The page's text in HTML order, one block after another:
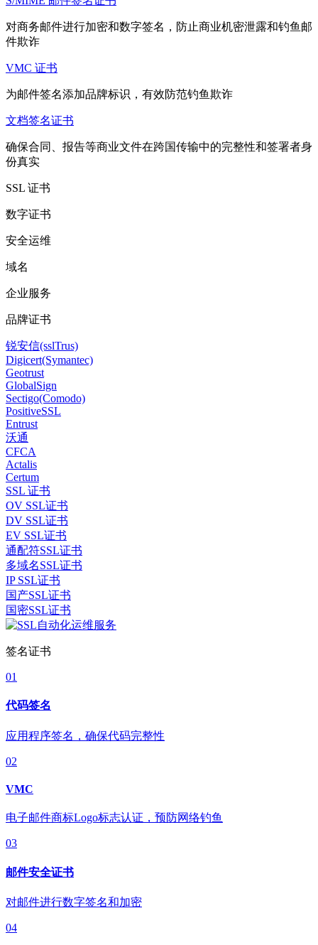
对商务邮件进行加密和数字签名，防止商业机密泄露和钓鱼邮
件欺诈
VMC 证书
为邮件签名添加品牌标识，有效防范钓鱼欺诈
文档签名证书
确保合同、报告等商业文件在跨国传输中的完整性和签署者身
份真实
SSL 证书
数字证书
安全运维
域名
企业服务
品牌证书
锐安信(sslTrus)
Digicert(Symantec)
Geotrust
GlobalSign
Sectigo(Comodo)
PositiveSSL
Entrust
沃通
CFCA
Actalis
Certum
SSL 证书
OV SSL证书
DV SSL证书
EV SSL证书
通配符SSL证书
多域名SSL证书
IP SSL证书
国产SSL证书
国密SSL证书
签名证书
01
代码签名
应用程序签名，确保代码完整性
02
VMC
电子邮件商标Logo标志认证，预防网络钓鱼
03
邮件安全证书
对邮件进行数字签名和加密
04